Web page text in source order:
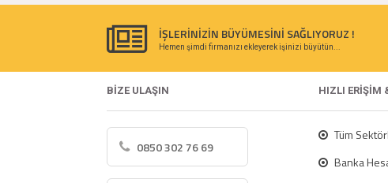
İŞLERİNİZİN BÜYÜMESİNİ SAĞLIYORUZ !
Hemen şimdi firmanızı ekleyerek işinizi büyütün...
BİZE ULAŞIN HIZLI ERİŞİM
0850 302 76 69
Tüm
Banka